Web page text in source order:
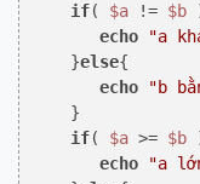
if( $a != $b
echo
"a
    }
else{
echo
"b
    }
if( $a >= $b
echo
"a